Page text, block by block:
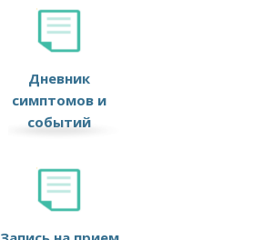
Дневник
симптомов и
событий